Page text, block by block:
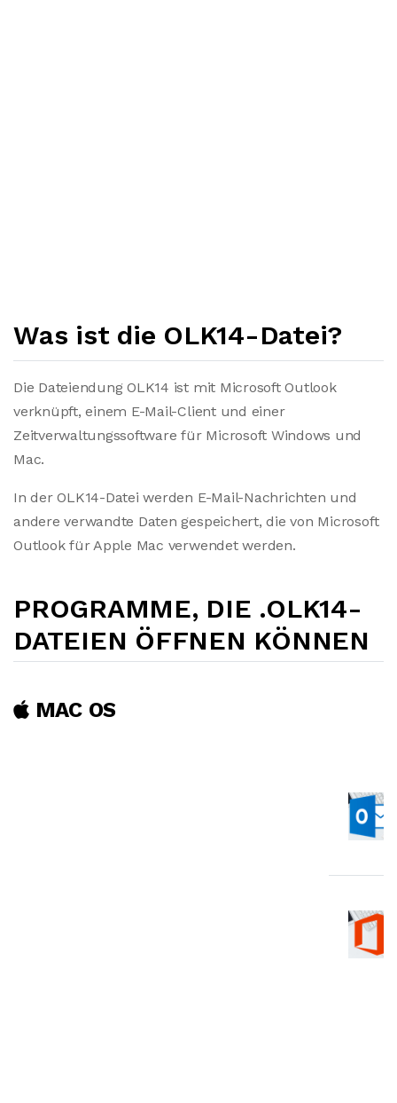
Was ist die OLK14-Datei?
Die Dateiendung OLK14 ist mit Microsoft Outlook
verknüpft, einem E-Mail-Client und einer
Zeitverwaltungssoftware für Microsoft Windows und
Mac.
In der OLK14-Datei werden E-Mail-Nachrichten und
andere verwandte Daten gespeichert, die von Microsoft
Outlook für Apple Mac verwendet werden.
PROGRAMME, DIE .OLK14-
DATEIEN ÖFFNEN KÖNNEN
MAC OS